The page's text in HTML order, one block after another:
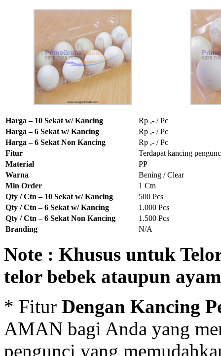
Harga – 10 Sekat w/ Kancing
Rp ,- / Pc
Harga – 6 Sekat w/ Kancing
Rp ,- / Pc
Harga – 6 Sekat Non Kancing
Rp ,- / Pc
Fitur
Terdapat kancing
Material
PP
Warna
Bening / Clear
Min Order
1 Ctn
Qty / Ctn – 10 Sekat w/ Kancing
500 Pcs
Qty / Ctn – 6 Sekat w/ Kancing
1.000 Pcs
Qty / Ctn – 6 Sekat Non Kancing
1.500 Pcs
Branding
N/A
Note : Khusus untuk
telor bebek ataupun
* Fitur Dengan Kancing
AMAN bagi Anda yang
pengunci yang